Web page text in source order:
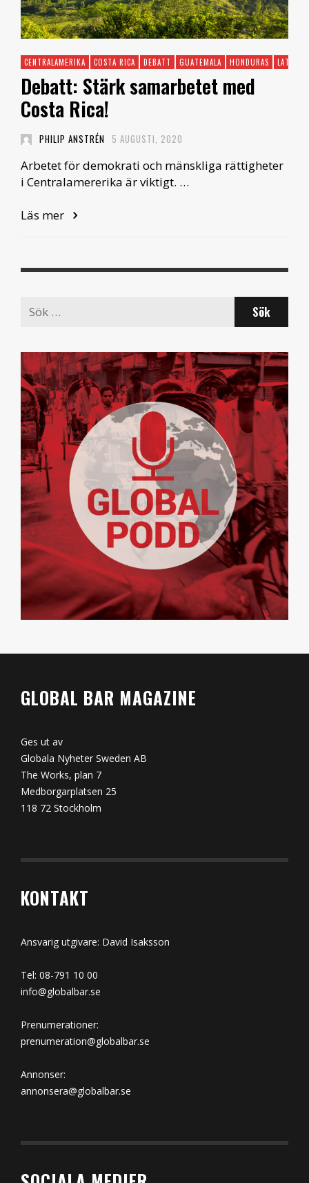
CENTRALAMERIKA COSTA RICA DEBATT GUATEMALA HONDURAS
Debatt: Stärk samarbetet med
Costa Rica!
PHILIP ANSTRÉN 5 AUGUSTI, 2020
Arbetet för demokrati och mänskliga rättigheter
i Centralamererika är viktigt. …
Läs mer
Search
for:
GLOBAL BAR MAGAZINE
Ges ut av
Globala Nyheter Sweden AB
The Works, plan 7
Medborgarplatsen 25
118 72 Stockholm
KONTAKT
Ansvarig utgivare: David Isaksson
Tel: 08-791 10 00
info@globalbar.se
Prenumerationer:
prenumeration@globalbar.se
Annonser:
annonsera@globalbar.se